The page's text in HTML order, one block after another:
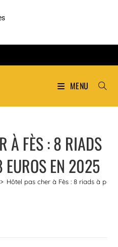
MENU
À FÈS : 8 RIADS
EUROS EN 2025
> Hôtel pas cher à Fès : 8 riads à